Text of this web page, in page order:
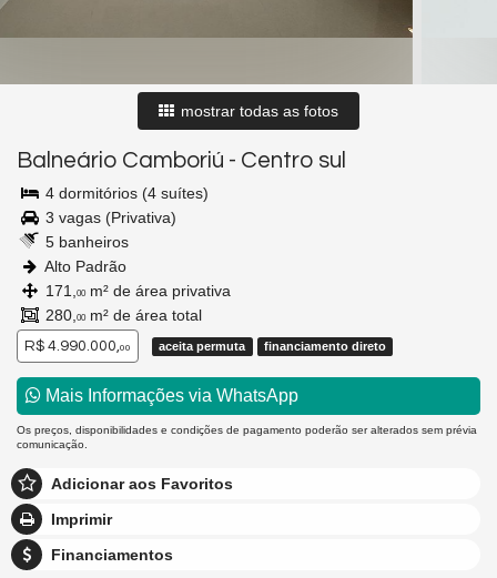
mostrar todas as fotos
Balneário Camboriú - Centro sul
4 dormitórios (4 suítes)
3 vagas (Privativa)
5 banheiros
Alto Padrão
171,
00 m² de área privativa
280, 00 m² de área total
R$ 4.990.000,00 aceita permuta financiamento direto
Mais Informações via WhatsApp
Os preços, disponibilidades e condições de pagamento poderão ser alterados sem prévia
comunicação.
Adicionar aos Favoritos
Imprimir
Financiamentos